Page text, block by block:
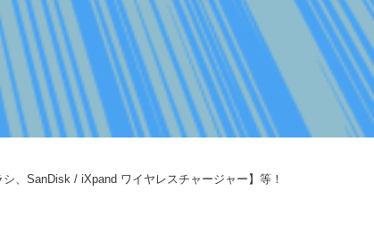
、SanDisk / iXpand ワイヤレスチャージャー】等！